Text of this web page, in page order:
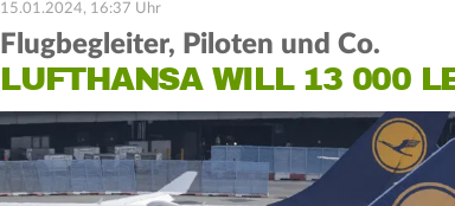
15.01.2024, 16:37 Uhr
Flugbegleiter, Piloten und Co.
LUFTHANSA WILL 13 000